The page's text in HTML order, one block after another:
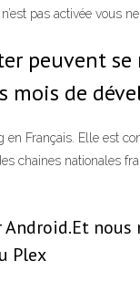
pas activée vous
peuvent
mois de
Français. Elle est
nationales
Plex